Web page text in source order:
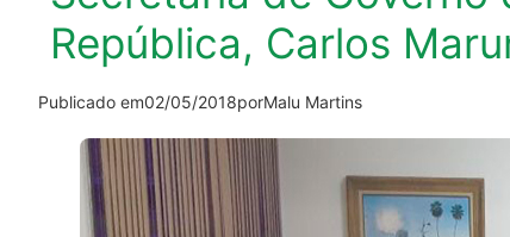
República, Carlos
Publicado em02/05/2018porMalu Martins